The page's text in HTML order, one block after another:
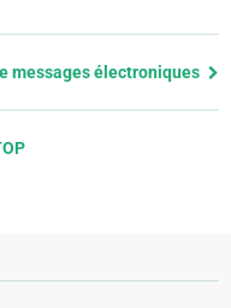
messages électroniques